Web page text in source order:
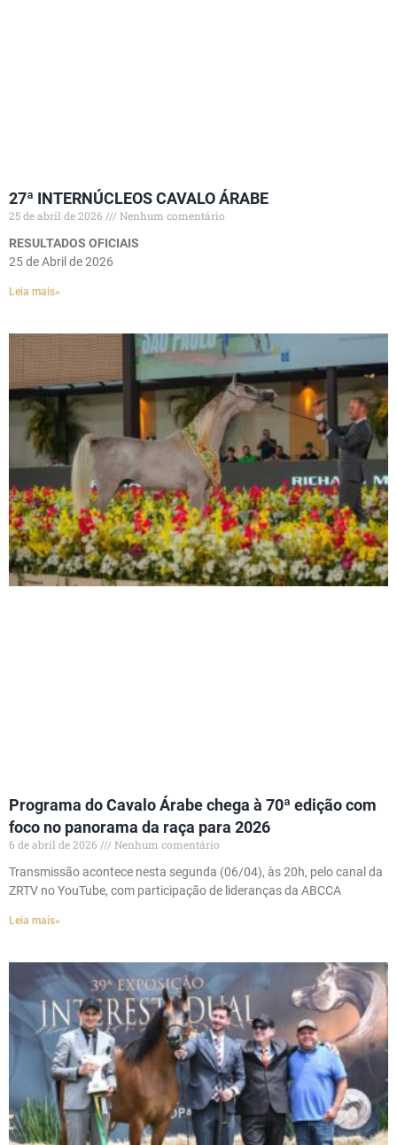
27ª INTERNÚCLEOS CAVALO ÁRABE
25 de abril de 2026
Nenhum comentário
RESULTADOS OFICIAIS
25 de Abril de 2026
Leia mais»
Programa do Cavalo Árabe chega à 70ª edição com
foco no panorama da raça para 2026
6 de abril de 2026
Nenhum comentário
Transmissão acontece nesta segunda (06/04), às 20h, pelo canal da
ZRTV no YouTube, com participação de lideranças da ABCCA
Leia mais»